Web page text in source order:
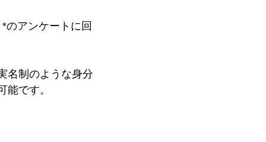
*のアンケートに回
名制のような身分
能です。